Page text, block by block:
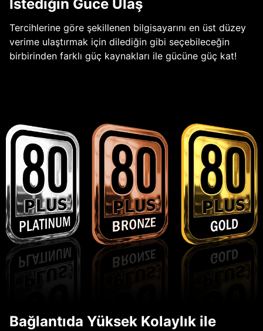
İstediğin Güce Ulaş
Tercihlerine göre şekillenen bilgisayarını en üst düzey
verime ulaştırmak için dilediğin gibi seçebileceğin
birbirinden farklı güç kaynakları ile gücüne güç kat!
Bağlantıda Yüksek Kolaylık ile